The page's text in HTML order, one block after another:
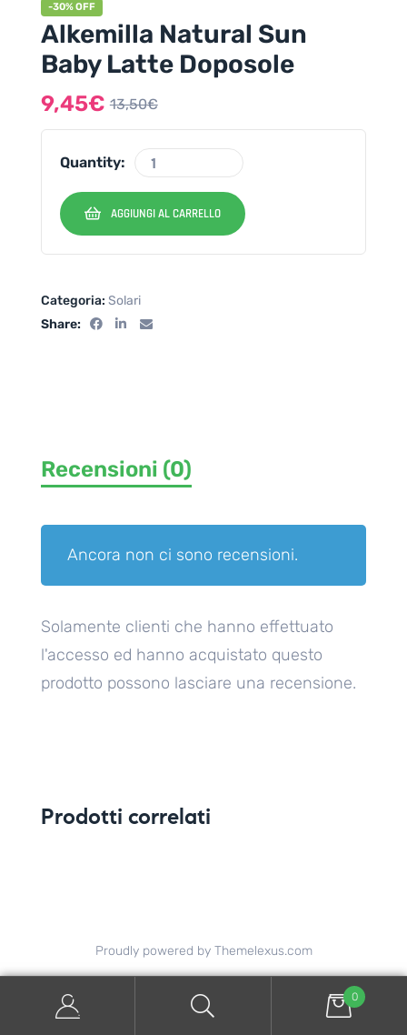
-30% OFF
Alkemilla Natural Sun
Baby Latte Doposole
13,50€
9,45€
Quantity:
AGGIUNGI AL CARRELLO
Categoria: Solari
Share:
Recensioni (0)
Ancora non ci sono recensioni.
Solamente clienti che hanno effettuato
l'accesso ed hanno acquistato questo
prodotto possono lasciare una recensione.
Prodotti correlati
Proudly powered by Themelexus.com
0